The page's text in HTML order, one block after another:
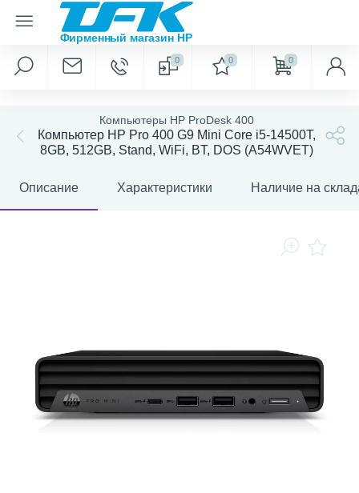
0 0 0
Компьютеры HP ProDesk 400
Компьютер HP Pro 400 G9 Mini Core i5-14500T,
8GB, 512GB, Stand, WiFi, BT, DOS (A54WVET)
Описание Характеристики Наличие на